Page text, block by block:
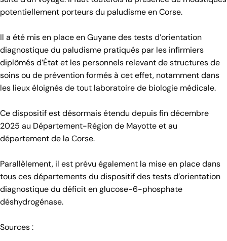
potentiellement porteurs du paludisme en Corse.
Il a été mis en place en Guyane des tests d’orientation
diagnostique du paludisme pratiqués par les infirmiers
diplômés d’État et les personnels relevant de structures de
soins ou de prévention formés à cet effet, notamment dans
les lieux éloignés de tout laboratoire de biologie médicale.
Ce dispositif est désormais étendu depuis fin décembre
2025 au Département-Région de Mayotte et au
département de la Corse.
Parallèlement, il est prévu également la mise en place dans
tous ces départements du dispositif des tests d’orientation
diagnostique du déficit en glucose-6-phosphate
déshydrogénase.
Sources :